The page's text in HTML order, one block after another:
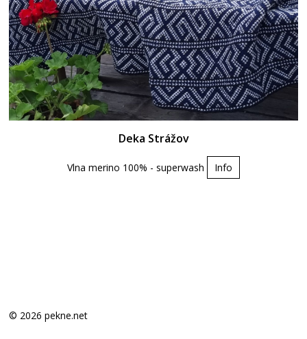
Deka Strážov
Vlna merino 100% - superwash Info
© 2026 pekne.net